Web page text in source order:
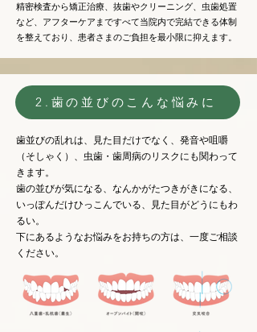
精密検査から矯正治療、抜歯やクリーニング、虫歯処置
など、アフターケアまですべて当院内で完結できる体制
を整えており、患者さまのご負担を最小限に抑えます。
2.歯の並びのこんな悩みに
歯並びの乱れは、見た目だけでなく、発音や咀嚼
（そしゃく）、虫歯・歯周病のリスクにも関わって
きます。
歯の並びが気になる、なんかがたつきがきになる、
いっぽんだけひっこんでいる、見た目がどうにもわ
るい。
下にあるようなお悩みをお持ちの方は、一度ご相談
ください。